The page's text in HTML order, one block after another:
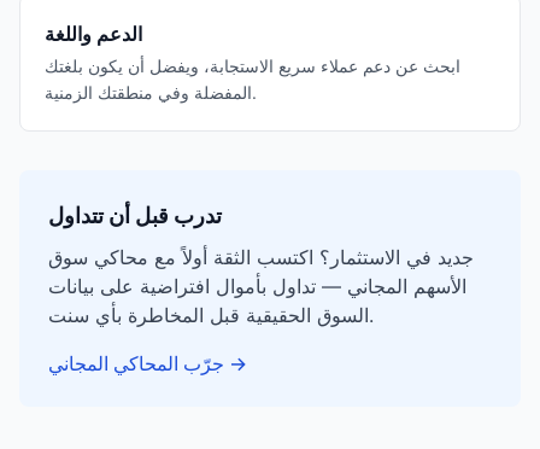
الدعم واللغة
ابحث عن دعم عملاء سريع الاستجابة، ويفضل أن يكون بلغتك
المفضلة وفي منطقتك الزمنية.
تدرب قبل أن تتداول
جديد في الاستثمار؟ اكتسب الثقة أولاً مع محاكي سوق
الأسهم المجاني — تداول بأموال افتراضية على بيانات
السوق الحقيقية قبل المخاطرة بأي سنت.
جرّب المحاكي المجاني →